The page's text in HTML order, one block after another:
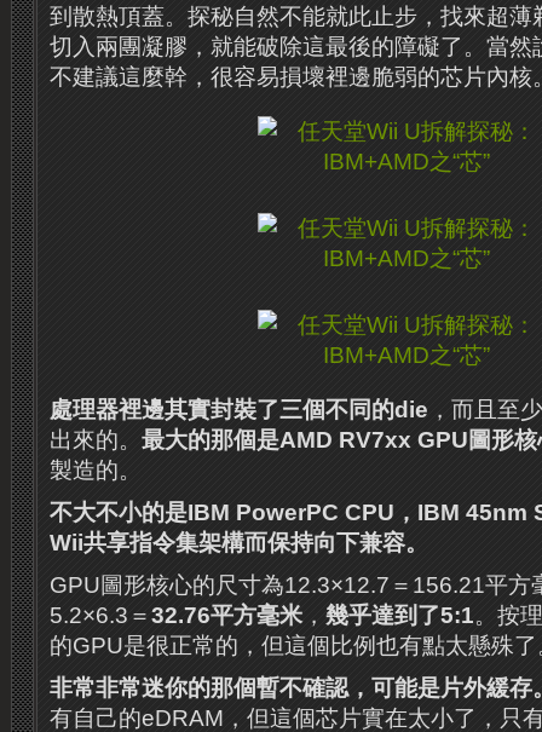
到散熱頂蓋。 探秘自然不能就此止步，找來超薄
切入兩團凝膠，就能破除這最後的障礙了。 當然
不建議這麼幹，很容易損壞裡邊脆弱的芯片內核
處理器裡邊其實封裝了三個不同的die ，而且至
出來的。 最大的那個是AMD RV7xx GPU圖形核
製造的。
不大不小的是IBM PowerPC CPU，IBM 45nm
Wii共享指令集架構而保持向下兼容。
GPU圖形核心的尺寸為12.3×12.7＝156.21平方
5.2×6.3＝32.76平方毫米， 幾乎達到了5:1。 按
的GPU是很正常的，但這個比例也有點太懸殊了
非常非常迷你的那個暫不確認，可能是片外緩存
有自己的eDRAM，但這個芯片實在太小了，只